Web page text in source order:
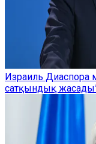
Израиль Диаспора
сатқындық